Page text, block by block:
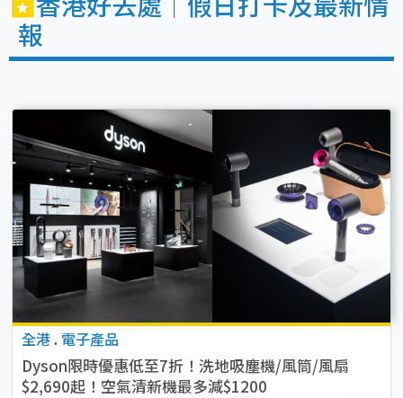
報
全港 . 電子產品
Dyson限時優惠低至7折！洗地吸塵機/風筒/風扇
$2,690起！空氣清新機最多減$1200